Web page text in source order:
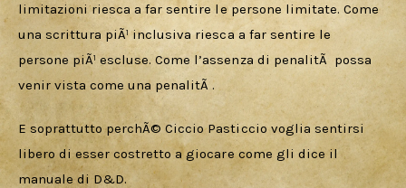
limitazioni riesca a far sentire le persone limitate. Come
una scrittura piÃ¹ inclusiva riesca a far sentire le
persone piÃ¹ escluse. Come l’assenza di penalitÃ  possa
venir vista come una penalitÃ .
E soprattutto perchÃ© Ciccio Pasticcio voglia sentirsi
libero di esser costretto a giocare come gli dice il
manuale di D&D.